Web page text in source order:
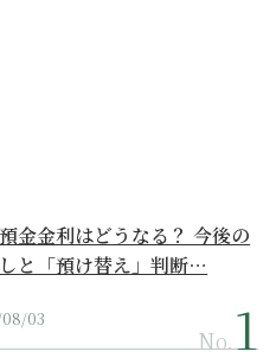
金金利はどうなる？ 今後の
と「預け替え」判断…
03
No.